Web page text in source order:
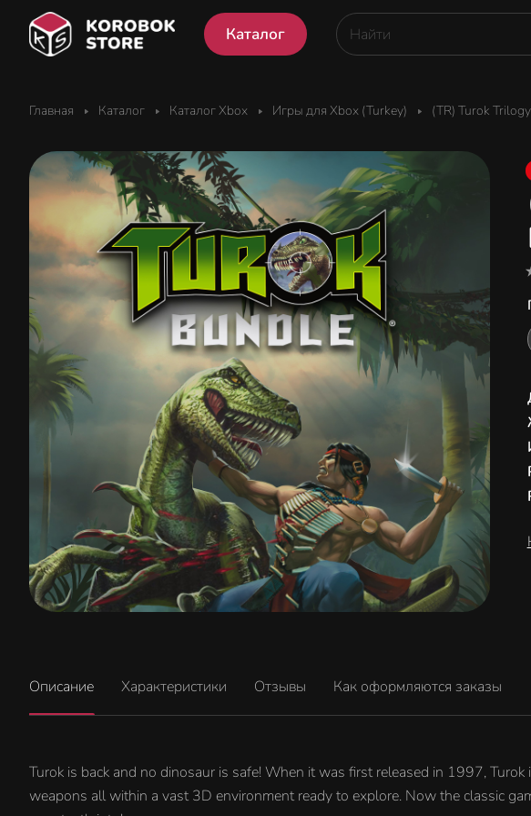
Каталог
Главная Каталог Каталог Xbox Игры для Xbox (Turkey) (TR) Turok
Описание Характеристики Отзывы Как оформляются заказы
Turok is back and no dinosaur is safe! When it was first released in 1997,
weapons all within a vast 3D environment ready to explore. Now the classic